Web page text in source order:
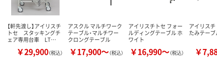
【軒先渡し】アイリスチ
トセ スタッキングチ
ェア専用台車 LT…
￥29,900（税込）
アスクル マルチワーク
テーブル・マルチワー
クロングテーブル
￥17,900～（税込）
アイリスチトセ フォー
ルディングテーブル ホ
ワイト
￥16,990～（税込）
アイリス
たみテーブ
￥